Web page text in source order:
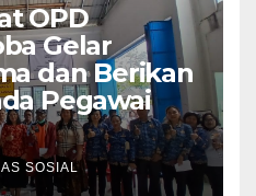
OPD
Gelar
dan Berikan
Pegawai
SOSIAL